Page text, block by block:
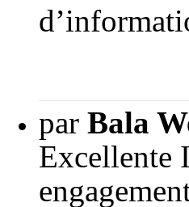
par Bala
Excellente